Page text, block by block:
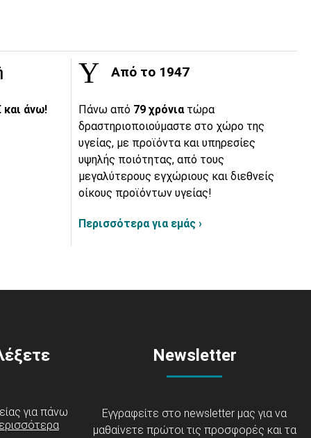
και άνω!
Από το 1947
Πάνω από 79 χρόνια τώρα
δραστηριοποιούμαστε στο χώρο της
υγείας, με προϊόντα και υπηρεσίες
υψηλής ποιότητας, από τους
μεγαλύτερους εγχώριους και διεθνείς
οίκους προϊόντων υγείας!
Περισσότερα για εμάς ›
για πάνω
Newsletter
Εγγραφείτε στο newsletter μας για να
μαθαίνετε πρώτοι τις προσφορές και τα